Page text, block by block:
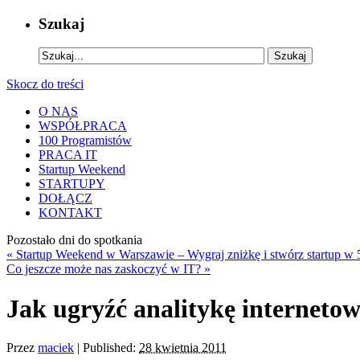
Szukaj
Skocz do treści
O NAS
WSPÓŁPRACA
100 Programistów
PRACA IT
Startup Weekend
STARTUPY
DOŁĄCZ
KONTAKT
Pozostało dni do spotkania
« Startup Weekend w Warszawie – Wygraj zniżkę i stwórz startup w
Co jeszcze może nas zaskoczyć w IT? »
Jak ugryźć analitykę
Przez maciek | Published: 28 kwietnia 2011